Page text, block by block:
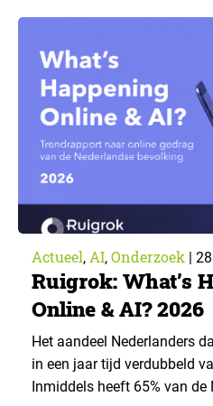
toepassingen, en waar
artikel is aangeleverd door
Research. ▼ De uitkomsten
Actueel, AI, Onderzoek |
Ruigrok: What’s
Online & AI? 2026
Het aandeel Nederlanders
in een jaar tijd verdubbeld
Inmiddels heeft 65% van de